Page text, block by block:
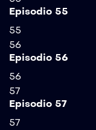
Episodio 55
55
56
Episodio 56
56
57
Episodio 57
57